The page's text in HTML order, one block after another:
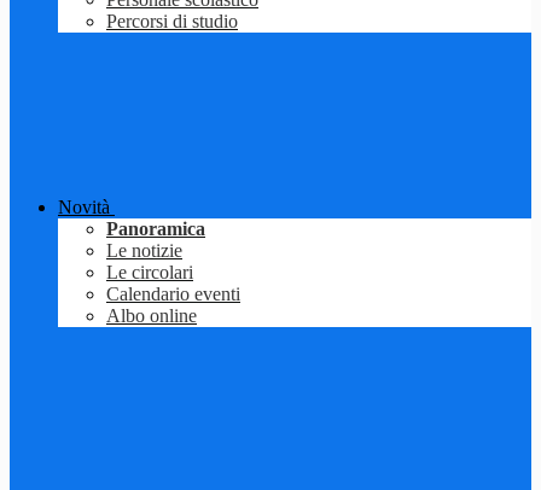
Percorsi di studio
Novità
Panoramica
Le notizie
Le circolari
Calendario eventi
Albo online